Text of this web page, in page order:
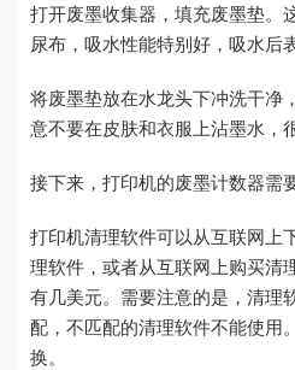
打开废墨收集器，填充废墨垫。
尿布，吸水性能特别好，吸水后
将废墨垫放在水龙头下冲洗干净
意不要在皮肤和衣服上沾墨水，
接下来，打印机的废墨计数器需
打印机清理软件可以从互联网上
理软件，或者从互联网上购买清
有几美元。需要注意的是，清理
配，不匹配的清理软件不能使用
换。